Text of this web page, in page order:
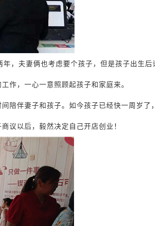
，夫妻俩也考虑要个孩子，但是孩子出生
作，一心一意照顾起孩子和家庭来。
陪伴妻子和孩子。如今孩子已经快一周岁了
议以后，毅然决定自己开店创业！